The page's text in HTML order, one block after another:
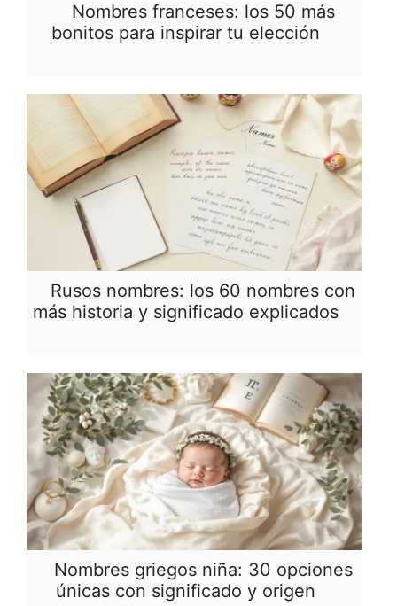
Nombres franceses: los 50 más
bonitos para inspirar tu elección
Rusos nombres: los 60 nombres con
más historia y significado explicados
Nombres griegos niña: 30 opciones
únicas con significado y origen